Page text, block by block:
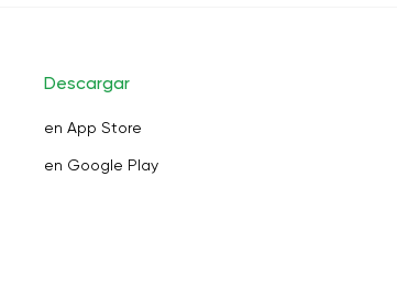
Descargar
en App Store
en Google Play